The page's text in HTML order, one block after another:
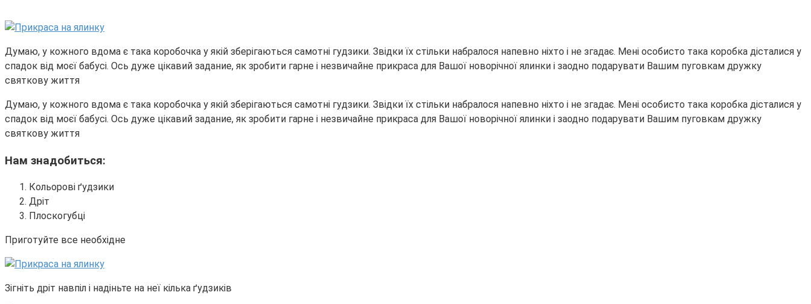
Думаю, у кожного вдома є така коробочка у якій зберігаються самотні гудзики. Звідки їх стільки набралося напевно ніхто і не згадає. Мені особисто така коробка дісталися у
спадок від моєї бабусі. Ось дуже цікавий задание, як зробити гарне і незвичайне прикраса для Вашої новорічної ялинки і заодно подарувати Вашим пуговкам дружку
святкову життя
Думаю, у кожного вдома є така коробочка у якій зберігаються самотні гудзики. Звідки їх стільки набралося напевно ніхто і не згадає. Мені особисто така коробка дісталися у
спадок від моєї бабусі. Ось дуже цікавий задание, як зробити гарне і незвичайне прикраса для Вашої новорічної ялинки і заодно подарувати Вашим пуговкам дружку
святкову життя
Нам знадобиться:
Кольорові ґудзики
Дріт
Плоскогубці
Приготуйте все необхідне
Зігніть дріт навпіл і надіньте на неї кілька ґудзиків